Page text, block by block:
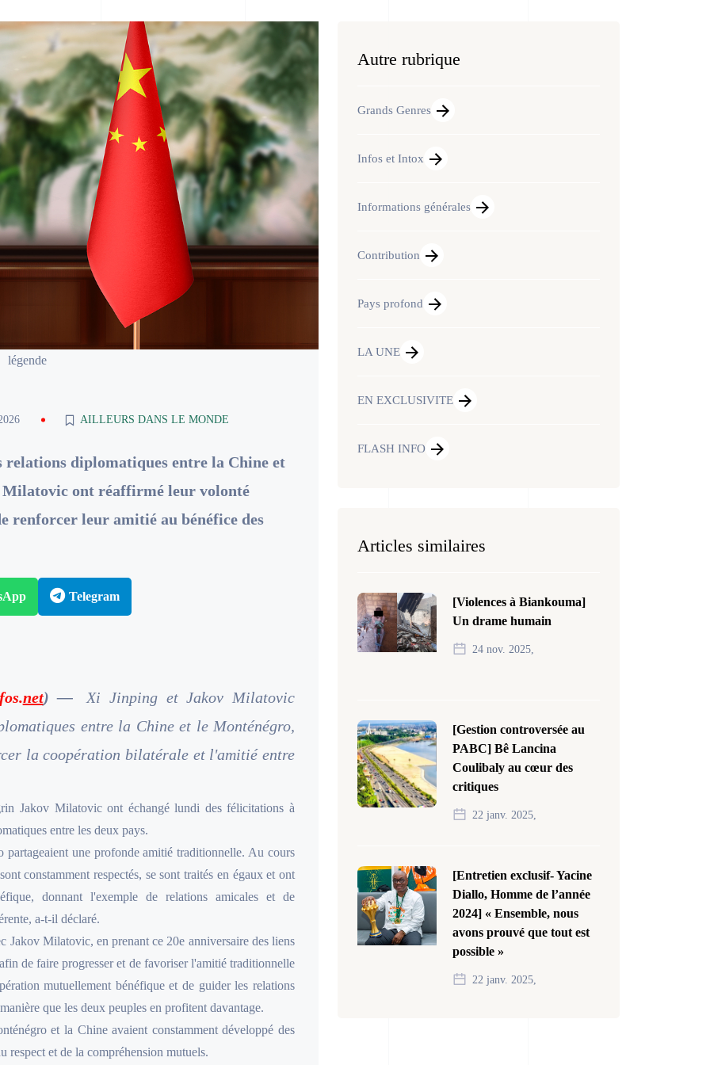
légende
AILLEURS DANS LE MONDE
relations diplomatiques entre la Chine et
ont réaffirmé leur volonté
renforcer leur amitié au bénéfice des
Telegram
net) —
Xi Jinping et Jakov Milatovic
entre la Chine et le Monténégro,
la coopération bilatérale et l'amitié entre
Jakov Milatovic ont échangé lundi des félicitations à
entre les deux pays.
une profonde amitié traditionnelle. Au cours
constamment respectés, se sont traités en égaux et ont
donnant l'exemple de relations amicales et de
a-t-il déclaré.
Milatovic, en prenant ce 20e anniversaire des liens
de faire progresser et de favoriser l'amitié traditionnelle
mutuellement bénéfique et de guider les relations
que les deux peuples en profitent davantage.
et la Chine avaient constamment développé des
respect et de la compréhension mutuels.
Autre rubrique
Grands Genres
Infos et Intox
Informations générales
Contribution
Pays profond
LA UNE
EN EXCLUSIVITE
FLASH INFO
Articles similaires
[Violences à Biankouma]
Un drame humain
24 nov. 2025,
[Gestion controversée au
PABC] Bê Lancina
Coulibaly au cœur des
critiques
22 janv. 2025,
[Entretien exclusif- Yacine
Diallo, Homme de l’année
2024] « Ensemble, nous
avons prouvé que tout est
possible »
22 janv. 2025,